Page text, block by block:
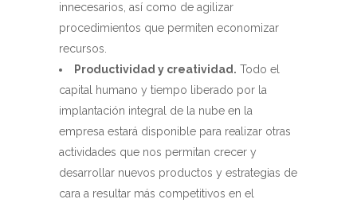
innecesarios, así como de agilizar
procedimientos que permiten economizar
recursos.
Productividad y creatividad. Todo el
capital humano y tiempo liberado por la
implantación integral de la nube en la
empresa estará disponible para realizar otras
actividades que nos permitan crecer y
desarrollar nuevos productos y estrategias de
cara a resultar más competitivos en el